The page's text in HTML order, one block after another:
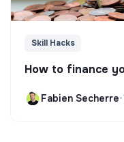
Skill Hacks
How to finance
Fabien Secherre•